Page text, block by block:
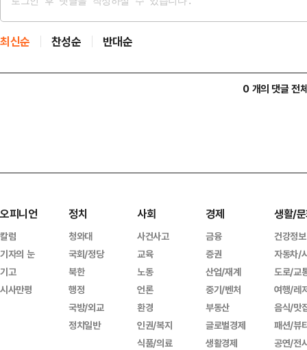
최신순 찬성순 반대순
0 개의 댓글 전
오피니언
칼럼
기자의 눈
기고
시사만평
정치
청와대
국회/정당
북한
행정
국방/외교
정치일반
사회
사건사고
교육
노동
언론
환경
인권/복지
식품/의료
경제
금융
증권
산업/재계
중기/벤처
부동산
글로벌경제
생활경제
생활/
건강정보
자동차/
도로/교
여행/레
음식/맛
패션/뷰
공연/전